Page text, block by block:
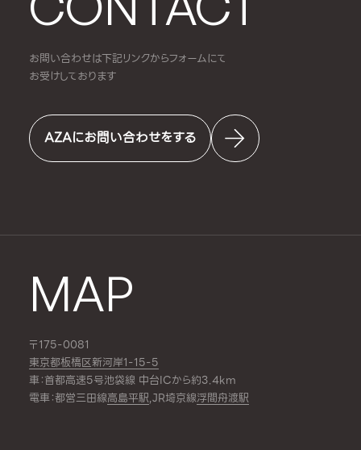
お問い合わせは下記リンクからフォームにて
お受けしております
AZAにお問い合わせをする
MAP
〒175-0081
東京都板橋区新河岸1-15-5
車：首都高速5号池袋線 中台ICから約3.4km
電車：都営三田線高島平駅,JR埼京線浮間舟渡駅